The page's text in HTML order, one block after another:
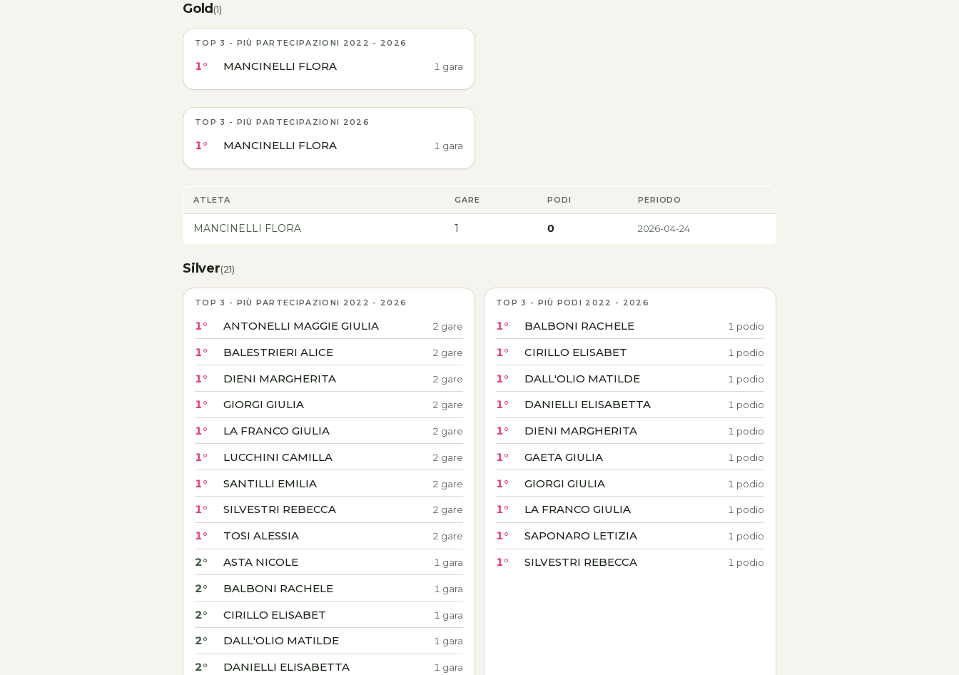
Gold(1)
TOP 3 - PIÙ PARTECIPAZIONI 2022 - 2026
1° MANCINELLI FLORA 1 gara
TOP 3 - PIÙ PARTECIPAZIONI 2026
1° MANCINELLI FLORA 1 gara
ATLETA GARE PODI PERIODO
MANCINELLI FLORA 1 0 2026-04-24
Silver(21)
TOP 3 - PIÙ PARTECIPAZIONI 2022 - 2026
1° ANTONELLI MAGGIE GIULIA 2 gare
1° BALESTRIERI ALICE 2 gare
1° DIENI MARGHERITA 2 gare
1° GIORGI GIULIA 2 gare
1° LA FRANCO GIULIA 2 gare
1° LUCCHINI CAMILLA 2 gare
1° SANTILLI EMILIA 2 gare
1° SILVESTRI REBECCA 2 gare
1° TOSI ALESSIA 2 gare
2° ASTA NICOLE 1 gara
2° BALBONI RACHELE 1 gara
2° CIRILLO ELISABET 1 gara
2° DALL'OLIO MATILDE 1 gara
2° DANIELLI ELISABETTA 1 gara
TOP 3 - PIÙ PODI 2022 - 2026
1° BALBONI RACHELE 1 podio
1° CIRILLO ELISABET 1 podio
1° DALL'OLIO MATILDE 1 podio
1° DANIELLI ELISABETTA 1 podio
1° DIENI MARGHERITA 1 podio
1° GAETA GIULIA 1 podio
1° GIORGI GIULIA 1 podio
1° LA FRANCO GIULIA 1 podio
1° SAPONARO LETIZIA 1 podio
1° SILVESTRI REBECCA 1 podio